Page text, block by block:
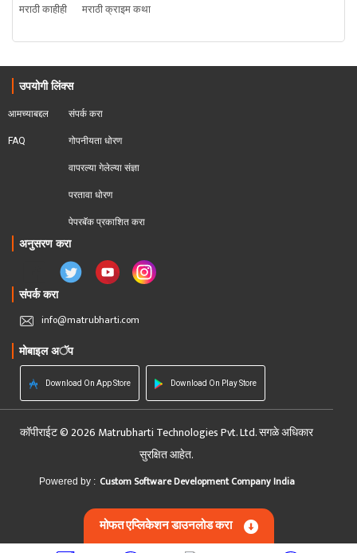
मराठी काहीही
मराठी क्राइम कथा
उपयोगी लिंक्स
आमच्याबद्दल
FAQ
संपर्क करा
गोपनीयता धोरण
वापरल्या गेलेल्या संज्ञा
परतावा धोरण
पेपरबॅक प्रकाशित करा
अनुसरण करा
संपर्क करा
info@matrubharti.com
मोबाइल अॅप
Download On App Store Download On Play Store
कॉपीराईट © 2026 Matrubharti Technologies Pvt. Ltd. सगळे अधिकार
सुरक्षित आहेत.
Powered by : Custom Software Development Company India
मोफत एप्लिकेशन डाउनलोड करा